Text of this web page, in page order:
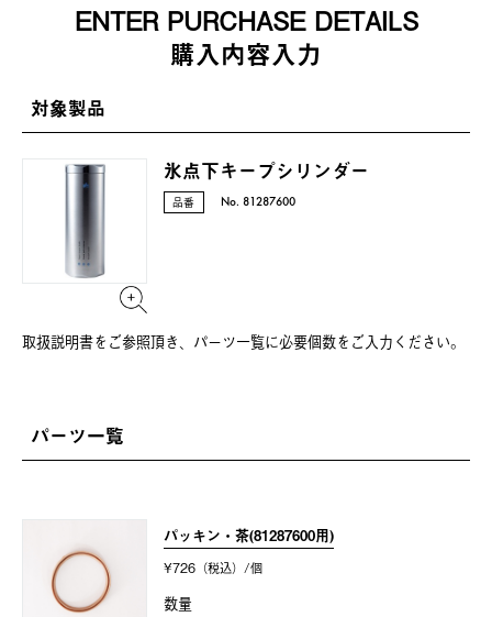
ENTER PURCHASE DETAILS
購入内容⼊⼒
対象製品
氷点下キープシリンダー
品番 No. 81287600
取扱説明書をご参照頂き、パーツ一覧に必要個数をご⼊⼒ください。
パーツ一覧
パッキン・茶(81287600用)
¥726（税込）/個
数量